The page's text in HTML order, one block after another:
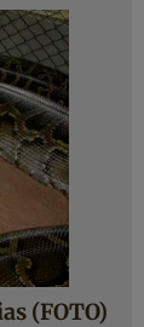
(FOTO)